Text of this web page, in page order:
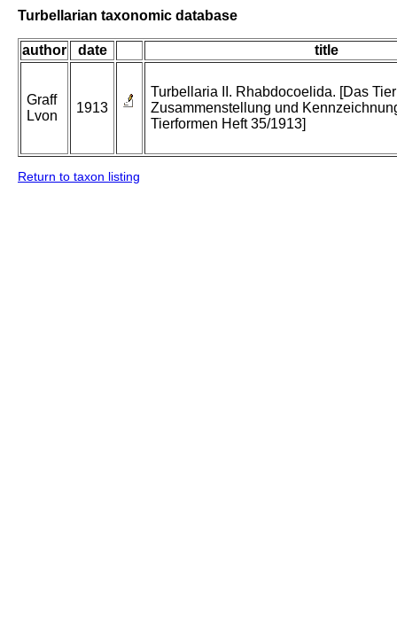
Turbellarian taxonomic database
author date title
Graff
Lvon
1913
Turbellaria II. Rhabdocoelida. [Das
Zusammenstellung und
Tierformen Heft 35/1913]
Return to taxon listing